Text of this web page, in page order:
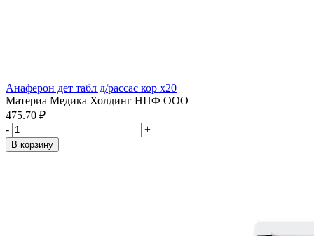
Анаферон дет табл д/рассас кор x20
Материа Медика Холдинг НПФ ООО
475.70 ₽
-
+
В корзину